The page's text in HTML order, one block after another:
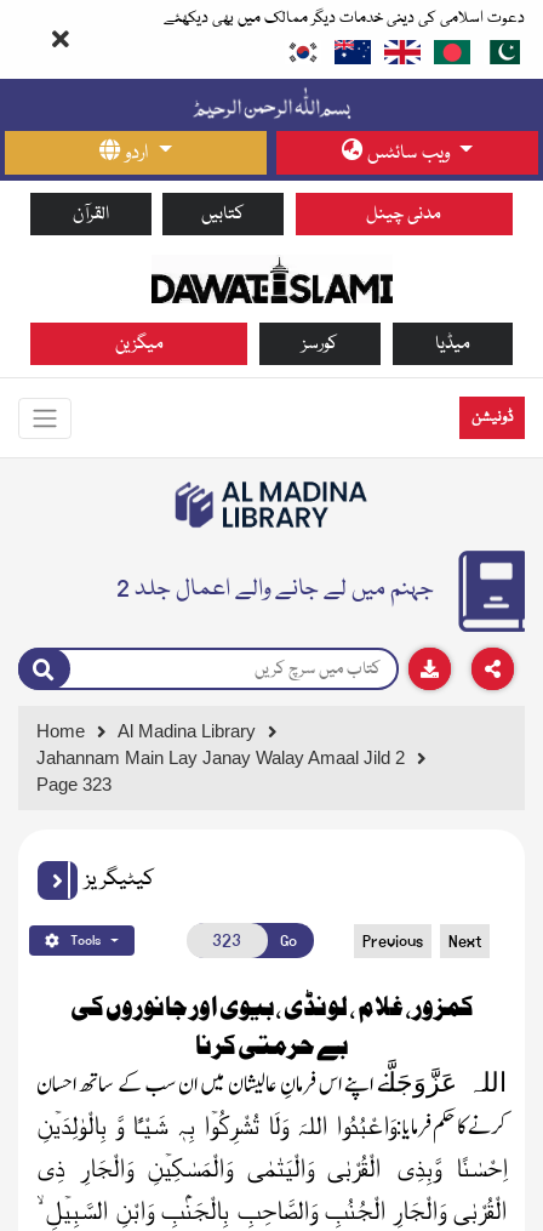
دعوت اسلامی کی دینی خدمات دیگر ممالک میں بھی دیکھئے
اردو ویب سائٹس
القرآن کتابیں مدنی چینل
میگزین کورسز میڈیا
ڈونیشن
جہنم میں لے جانے والے اعمال جلد 2
Home
Al Madina Library
Jahannam Main Lay Janay Walay Amaal Jild 2
Page 323
کیٹیگریز
Tools Go Previous Next
کمزور، غلام ، لونڈی ، بیوی اور جانوروں کی
بے حرمتی کرنا
اللہ عَزَّوَجَلَّنے اپنے اس فرمانِ عالیشان میں ان سب کے ساتھ احسان
کرنے کا حکم فرمایا:وَاعْبُدُوا اللہَ وَلَا تُشْرِکُوۡا بِہٖ شَیْـًٔا وَّ بِالْوٰلِدَیۡنِ
اِحْسٰنًا وَّبِذِی الْقُرْبٰی وَالْیَتٰمٰی وَالْمَسٰکِیۡنِ وَالْجَارِ ذِی
الْقُرْبٰی وَالْجَارِ الْجُنُبِ وَالصَّاحِبِ بِالْجَنۡۢبِ وَابْنِ السَّبِیۡلِ ۙ